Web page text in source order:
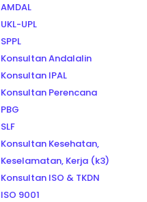
AMDAL
UKL-UPL
SPPL
Konsultan Andalalin
Konsultan IPAL
Konsultan Perencana
PBG
SLF
Konsultan Kesehatan,
Keselamatan, Kerja (k3)
Konsultan ISO & TKDN
ISO 9001